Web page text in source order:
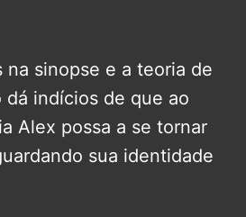
na sinopse e a teoria de
indícios de que ao
Alex possa a se tornar
sua identidade